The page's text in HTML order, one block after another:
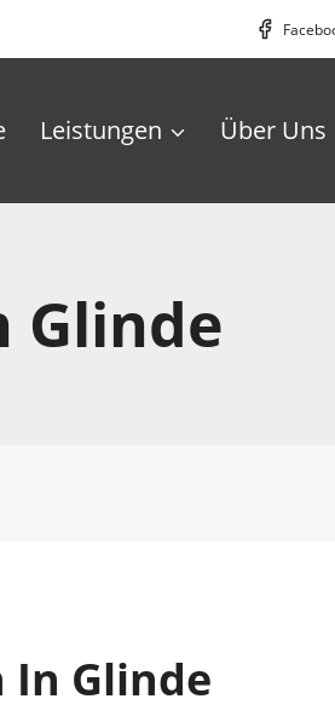
Leistungen Über Uns
Glinde
In Glinde